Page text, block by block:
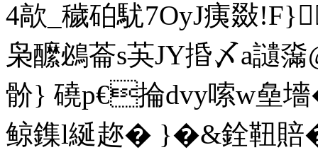
4歊_穢砶駀7OyJ痍敠
枭醿鴓菕s芵JY捪〆a
骱} 磽p€掄dvy嗦w皨
鲸鏶l綖趂� }�&銓靵